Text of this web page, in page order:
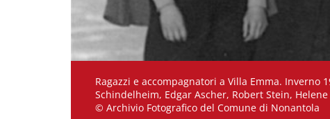
Ragazzi e accompagnatori a Villa Emma. Inverno
Schindelheim, Edgar Ascher, Robert Stein,
© Archivio Fotografico del Comune di Nonantola